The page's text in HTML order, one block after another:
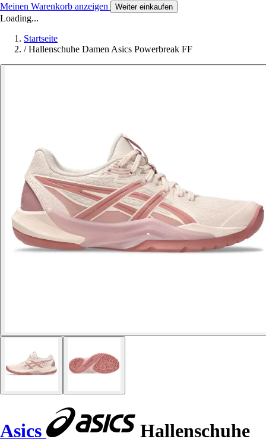
Meinen Warenkorb anzeigen Weiter einkaufen
Loading...
Startseite
/ Hallenschuhe Damen Asics Powerbreak FF
Asics
Hallenschuhe